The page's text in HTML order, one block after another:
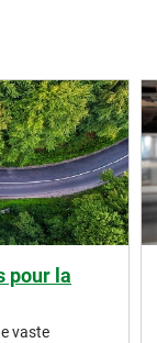
pour la
vaste